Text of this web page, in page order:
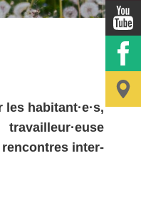
habitant·e·s,
inter-